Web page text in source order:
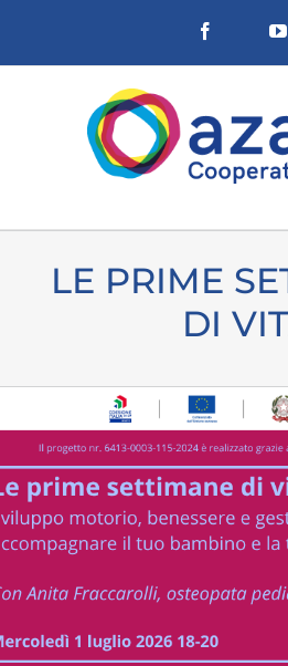
contenuto
Facebook
LE PRIME
DI